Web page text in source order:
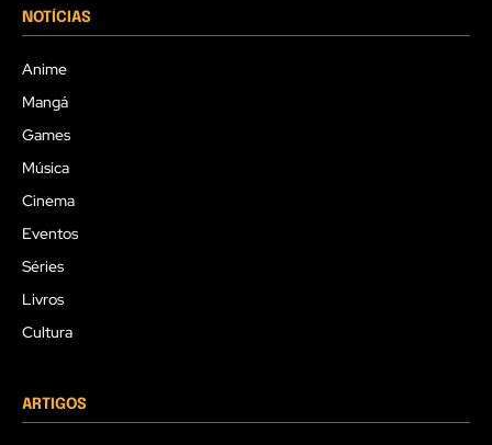
NOTÍCIAS
Anime
Mangá
Games
Música
Cinema
Eventos
Séries
Livros
Cultura
ARTIGOS